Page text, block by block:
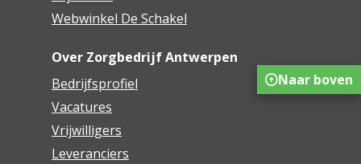
Webwinkel De Schakel
Over Zorgbedrijf Antwerpen
Bedrijfsprofiel
Vacatures
Vrijwilligers
Leveranciers
Naar boven